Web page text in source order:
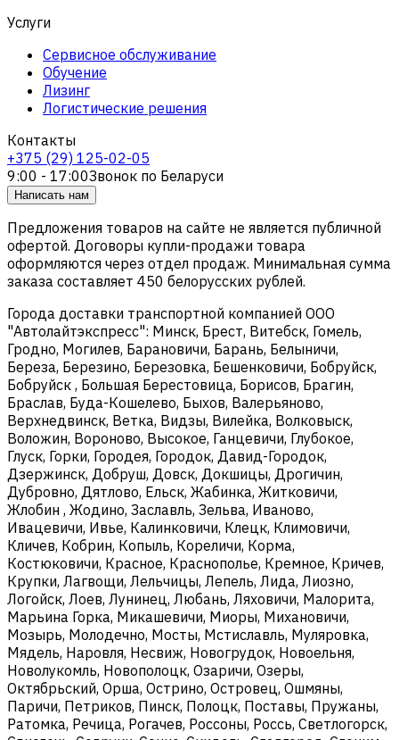
Услуги
Сервисное обслуживание
Обучение
Лизинг
Логистические решения
Контакты
+375 (29) 125-02-05
9:00 - 17:00Звонок по Беларуси
Написать нам
Предложения товаров на сайте не является публичной
офертой. Договоры купли-продажи товара
оформляются через отдел продаж. Минимальная сумма
заказа составляет 450 белорусских рублей.
Города доставки транспортной компанией ООО
"Автолайтэкспресс": Минск, Брест, Витебск, Гомель,
Гродно, Могилев, Барановичи, Барань, Белыничи,
Береза, Березино, Березовка, Бешенковичи, Бобруйск,
Бобруйск , Большая Берестовица, Борисов, Брагин,
Браслав, Буда-Кошелево, Быхов, Валерьяново,
Верхнедвинск, Ветка, Видзы, Вилейка, Волковыск,
Воложин, Вороново, Высокое, Ганцевичи, Глубокое,
Глуск, Горки, Городея, Городок, Давид-Городок,
Дзержинск, Добруш, Довск, Докшицы, Дрогичин,
Дубровно, Дятлово, Ельск, Жабинка, Житковичи,
Жлобин , Жодино, Заславль, Зельва, Иваново,
Ивацевичи, Ивье, Калинковичи, Клецк, Климовичи,
Кличев, Кобрин, Копыль, Кореличи, Корма,
Костюковичи, Красное, Краснополье, Кремное, Кричев,
Крупки, Лагвощи, Лельчицы, Лепель, Лида, Лиозно,
Логойск, Лоев, Лунинец, Любань, Ляховичи, Малорита,
Марьина Горка, Микашевичи, Миоры, Михановичи,
Мозырь, Молодечно, Мосты, Мстиславль, Муляровка,
Мядель, Наровля, Несвиж, Новогрудок, Новоельня,
Новолукомль, Новополоцк, Озаричи, Озеры,
Октябрьский, Орша, Острино, Островец, Ошмяны,
Паричи, Петриков, Пинск, Полоцк, Поставы, Пружаны,
Ратомка, Речица, Рогачев, Россоны, Россь, Светлогорск,